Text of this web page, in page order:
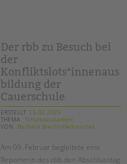
Der rbb zu Besuch bei
der
Konfliktslots*innenaus
bildung der
Cauerschule
ERSTELLT 15.02.2023
THEMA Schulsozialarbeit
VON
Barbara Brecht-Hadraschek
Am 09. Februar begleitete eine
Reporterin des rbb den Abschlusstag